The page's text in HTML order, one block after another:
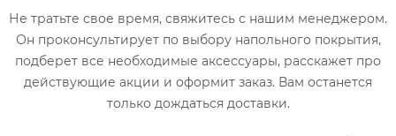
Не тратьте свое время, свяжитесь с нашим менеджером.
Он проконсультирует по выбору напольного покрытия,
подберет все необходимые аксессуары, расскажет про
действующие акции и оформит заказ. Вам останется
только дождаться доставки.